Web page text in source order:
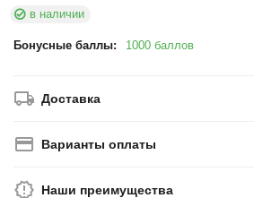
в наличии
Бонусные баллы: 1000 баллов
Доставка
Варианты оплаты
Наши преимущества